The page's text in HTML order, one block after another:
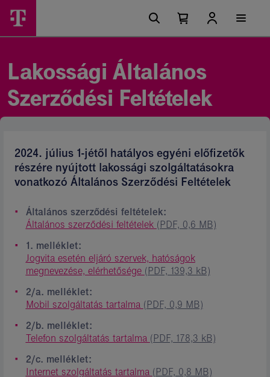
Lakossági
Ászf
Magyar
Telekom
csoport
Főmenü
lehetőségek
Kosárban
Kosár
Lakossági Általános
Szerződési Feltételek
2024. július 1-jétől hatályos egyéni előfizetők
részére nyújtott lakossági szolgáltatásokra
vonatkozó Általános Szerződési Feltételek
Általános szerződési feltételek:
Általános szerződési feltételek (PDF, 0,6 MB)
1. melléklet:
Jogvita esetén eljáró szervek, hatóságok
megnevezése, elérhetősége (PDF, 139,3 kB)
2/a. melléklet:
Mobil szolgáltatás tartalma (PDF, 0,9 MB)
2/b. melléklet:
Telefon szolgáltatás tartalma (PDF, 178,3 kB)
2/c. melléklet:
Internet szolgáltatás tartalma (PDF, 0,8 MB)